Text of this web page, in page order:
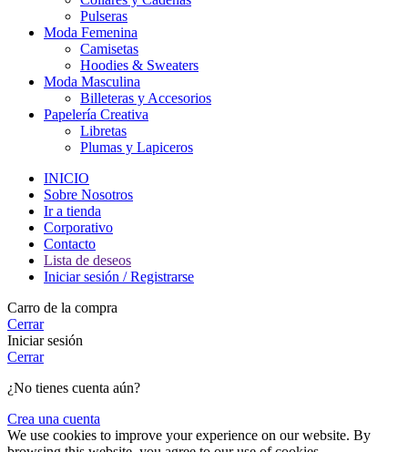
Pulseras
Moda Femenina
Camisetas
Hoodies & Sweaters
Moda Masculina
Billeteras y Accesorios
Papelería Creativa
Libretas
Plumas y Lapiceros
INICIO
Sobre Nosotros
Ir a tienda
Corporativo
Contacto
Lista de deseos
Iniciar sesión / Registrarse
Carro de la compra
Cerrar
Iniciar sesión
Cerrar
¿No tienes cuenta aún?
Crea una cuenta
We use cookies to improve your experience on our website. By